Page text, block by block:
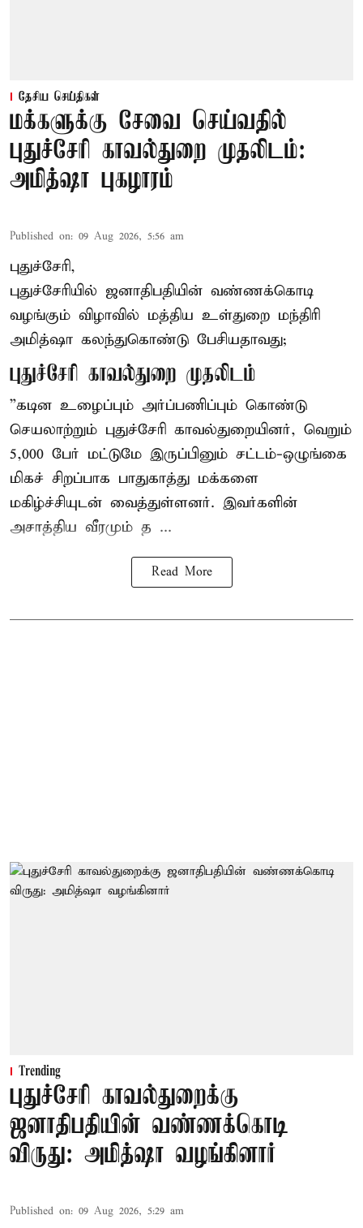
தேசிய செய்திகள்
மக்களுக்கு சேவை செய்வதில்
புதுச்சேரி காவல்துறை முதலிடம்:
அமித்ஷா புகழாரம்
Published on: 09 Aug 2026, 5:56 am
புதுச்சேரி,
புதுச்சேரியில் ஜனாதிபதியின் வண்ணக்கொடி
வழங்கும் விழாவில் மத்திய உள்துறை மந்திரி
அமித்ஷா கலந்துகொண்டு பேசியதாவது;
புதுச்சேரி காவல்துறை முதலிடம்
”கடின உழைப்பும் அர்ப்பணிப்பும் கொண்டு
செயலாற்றும் புதுச்சேரி காவல்துறையினர், வெறும்
5,000 பேர் மட்டுமே இருப்பினும் சட்டம்-ஒழுங்கை
மிகச் சிறப்பாக பாதுகாத்து மக்களை
மகிழ்ச்சியுடன் வைத்துள்ளனர். இவர்களின்
அசாத்திய வீரமும் த ...
Read More
Trending
புதுச்சேரி காவல்துறைக்கு
ஜனாதிபதியின் வண்ணக்கொடி
விருது: அமித்ஷா வழங்கினார்
Published on: 09 Aug 2026, 5:29 am